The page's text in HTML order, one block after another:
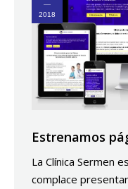
2018
Estrenamos
La Clínica Sermen
complace